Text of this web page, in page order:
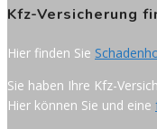
Kfz-Versicherung
Hier finden Sie
Sie haben Ihre Kfz-
Hier können Sie und eine